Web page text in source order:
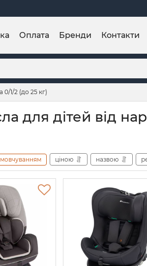
Оплата Бренди Контакти
0/1/2 (до 25 кг)
для дітей від
ціною назвою